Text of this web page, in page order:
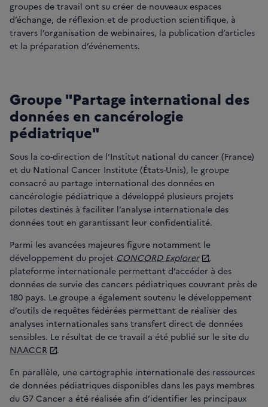
groupes de travail ont su créer de nouveaux espaces
d’échange, de réflexion et de production scientifique, à
travers l’organisation de webinaires, la publication d’articles
et la préparation d’événements.
Groupe "Partage international des
données en cancérologie
pédiatrique"
Sous la co-direction de l’Institut national du cancer (France)
et du National Cancer Institute (États-Unis), le groupe
consacré au partage international des données en
cancérologie pédiatrique a développé plusieurs projets
pilotes destinés à faciliter l’analyse internationale des
données tout en garantissant leur confidentialité.
Parmi les avancées majeures figure notamment le
développement du projet CONCORD Explorer
,
plateforme internationale permettant d’accéder à des
données de survie des cancers pédiatriques couvrant près de
180 pays. Le groupe a également soutenu le développement
d’outils de requêtes fédérées permettant de réaliser des
analyses internationales sans transfert direct de données
sensibles. Le résultat de ce travail a été publié sur le site du
NAACCR
.
En parallèle, une cartographie internationale des ressources
de données pédiatriques disponibles dans les pays membres
du G7 Cancer a été réalisée afin d’identifier les principaux